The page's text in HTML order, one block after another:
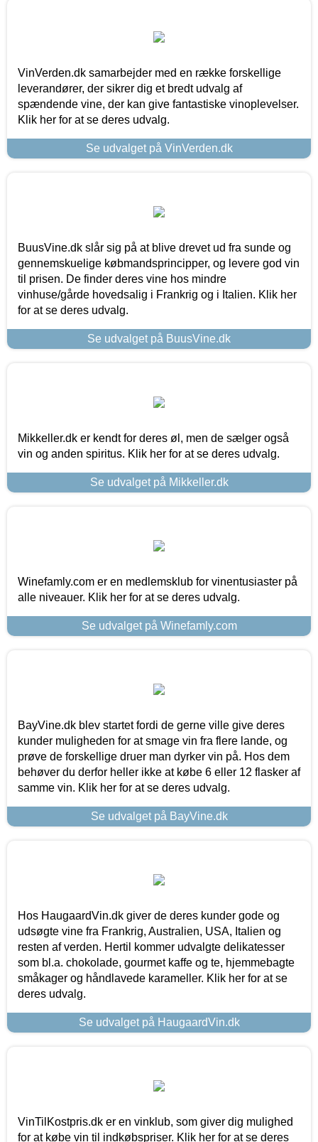
VinVerden.dk samarbejder med en række forskellige
leverandører, der sikrer dig et bredt udvalg af
spændende vine, der kan give fantastiske vinoplevelser.
Klik her for at se deres udvalg.
Se udvalget på VinVerden.dk
BuusVine.dk slår sig på at blive drevet ud fra sunde og
gennemskuelige købmandsprincipper, og levere god vin
til prisen. De finder deres vine hos mindre
vinhuse/gårde hovedsalig i Frankrig og i Italien. Klik her
for at se deres udvalg.
Se udvalget på BuusVine.dk
Mikkeller.dk er kendt for deres øl, men de sælger også
vin og anden spiritus. Klik her for at se deres udvalg.
Se udvalget på Mikkeller.dk
Winefamly.com er en medlemsklub for vinentusiaster på
alle niveauer. Klik her for at se deres udvalg.
Se udvalget på Winefamly.com
BayVine.dk blev startet fordi de gerne ville give deres
kunder muligheden for at smage vin fra flere lande, og
prøve de forskellige druer man dyrker vin på. Hos dem
behøver du derfor heller ikke at købe 6 eller 12 flasker af
samme vin. Klik her for at se deres udvalg.
Se udvalget på BayVine.dk
Hos HaugaardVin.dk giver de deres kunder gode og
udsøgte vine fra Frankrig, Australien, USA, Italien og
resten af verden. Hertil kommer udvalgte delikatesser
som bl.a. chokolade, gourmet kaffe og te, hjemmebagte
småkager og håndlavede karameller. Klik her for at se
deres udvalg.
Se udvalget på HaugaardVin.dk
VinTilKostpris.dk er en vinklub, som giver dig mulighed
for at købe vin til indkøbspriser. Klik her for at se deres